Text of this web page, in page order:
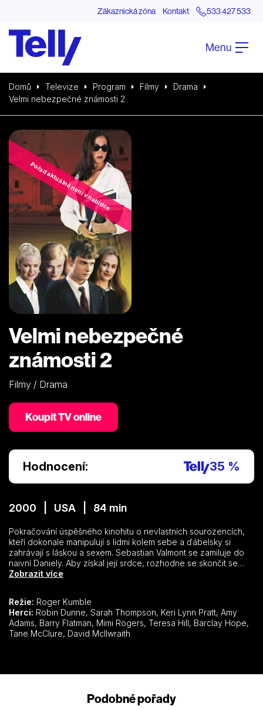
Zákaznická zóna Kontakt 533 427 533
Menu
Domů Televize Program Filmy
Drama
Velmi nebezpečné známosti 2
Pořad aktuálně není v nabídce
Velmi nebezpečné
známosti 2
Filmy / Drama
Koupit TV online
Hodnocení: 35 %
2000 | USA | 84 min
Pokračování úspěšného kinohitu o nevlastních sourozencích,
kteří dokonale manipulují s lidmi kolem sebe a ďábelsky si
zahrávají s láskou a sexem. Sebastian Valmont se zamiluje do
naivní Daniely. Aby získal její srdce, rozhodne se skončit se
svým nevázaným životem. Jeho zhýralé sestře Kathryn se ale
sexu.
Zobrazit více
Režie: Roger Kumble
Herci:
Adams, Barry Flatman, Mimi Rogers, Teresa Hill, Barclay Hope,
Tane McClure, David McIlwraith
Podobné pořady